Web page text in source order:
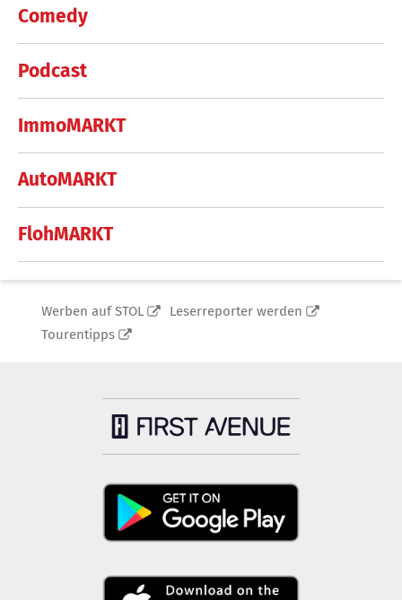
Comedy
Podcast
ImmoMARKT
AutoMARKT
FlohMARKT
Werben auf STOL
Leserreporter werden
Tourentipps